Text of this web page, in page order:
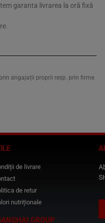
garanta livrarea la oră fixă
angajații proprii resp. prin firme
de livrare
de retur
nutriționale
GROUP